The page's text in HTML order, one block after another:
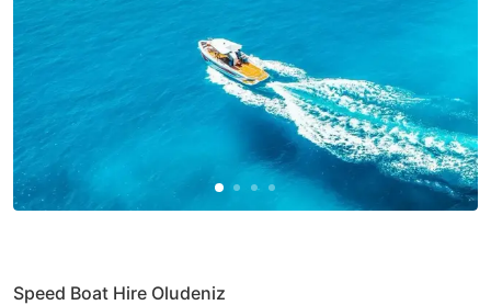
Speed Boat Hire Oludeniz